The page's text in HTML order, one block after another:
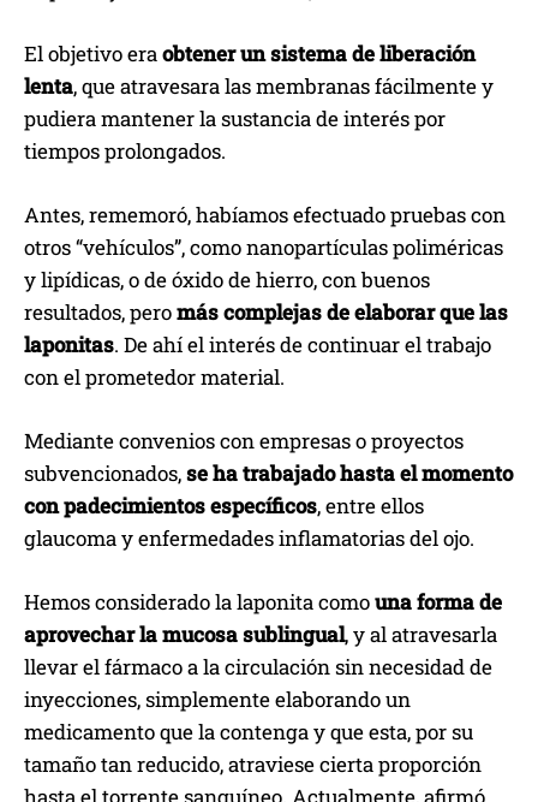
El objetivo eraobtener un sistema de liberación
lenta, que atravesara las membranas fácilmente y
pudiera mantener la sustancia de interés por
tiempos prolongados.
Antes, rememoró, habíamos efectuado pruebas con
otros “vehículos”, como nanopartículas poliméricas
y lipídicas, o de óxido de hierro, con buenos
resultados, peromás complejas de elaborar que las
laponitas. De ahí el interés de continuar el trabajo
con el prometedor material.
Mediante convenios con empresas o proyectos
subvencionados,se ha trabajado hasta el momento
con padecimientos específicos, entre ellos
glaucoma y enfermedades inflamatorias del ojo.
Hemos considerado la laponita comouna forma de
aprovechar la mucosa sublingual, y al atravesarla
llevar el fármaco a la circulación sin necesidad de
inyecciones, simplemente elaborando un
medicamento que la contenga y que esta, por su
tamaño tan reducido, atraviese cierta proporción